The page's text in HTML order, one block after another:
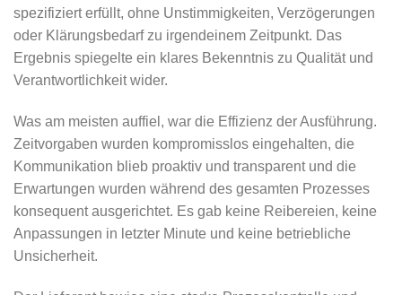
spezifiziert erfüllt, ohne Unstimmigkeiten, Verzögerungen
oder Klärungsbedarf zu irgendeinem Zeitpunkt. Das
Ergebnis spiegelte ein klares Bekenntnis zu Qualität und
Verantwortlichkeit wider.
Was am meisten auffiel, war die Effizienz der Ausführung.
Zeitvorgaben wurden kompromisslos eingehalten, die
Kommunikation blieb proaktiv und transparent und die
Erwartungen wurden während des gesamten Prozesses
konsequent ausgerichtet. Es gab keine Reibereien, keine
Anpassungen in letzter Minute und keine betriebliche
Unsicherheit.